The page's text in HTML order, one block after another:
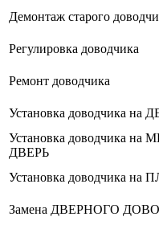
Демонтаж старого
Регулировка доводчика
Ремонт доводчика
Установка доводчика
Установка доводчика
ДВЕРЬ
Установка доводчика
Замена ДВЕРНОГО